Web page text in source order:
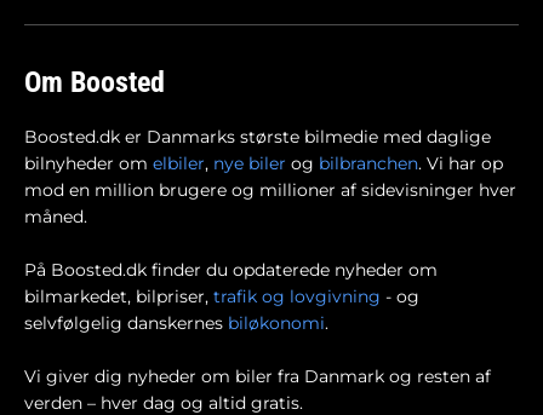
Om Boosted
Boosted.dk er Danmarks største bilmedie med daglige
bilnyheder om elbiler, nye biler og bilbranchen. Vi har op
mod en million brugere og millioner af sidevisninger hver
måned.
På Boosted.dk finder du opdaterede nyheder om
bilmarkedet, bilpriser, trafik og lovgivning - og
selvfølgelig danskernes biløkonomi.
Vi giver dig nyheder om biler fra Danmark og resten af
verden – hver dag og altid gratis.